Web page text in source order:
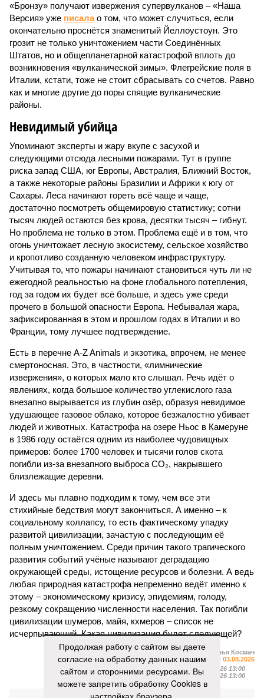
«Бронзу» получают извержения супервулканов – «Наша
Версия» уже писалао том, что может случиться, если
окончательно проснётся знаменитый Йеллоустоун. Это
грозит не только уничтожением части Соединённых
Штатов, но и общепланетарной катастрофой вплоть до
возникновения «вулканической зимы». Флегрейские поля в
Италии, кстати, тоже не стоит сбрасывать со счетов. Равно
как и многие другие до поры спящие вулканические
районы.
Невидимый убийца
Упоминают эксперты и жару вкупе с засухой и
следующими отсюда лесными пожарами. Тут в группе
риска запад США, юг Европы, Австралия, Ближний Восток,
а также некоторые районы Бразилии и Африки к югу от
Сахары. Леса начинают гореть всё чаще и чаще,
достаточно посмотреть общемировую статистику; сотни
тысяч людей остаются без крова, десятки тысяч – гибнут.
Но проблема не только в этом. Проблема ещё и в том, что
огонь уничтожает лесную экосистему, сельское хозяйство
и кропотливо созданную человеком инфраструктуру.
Учитывая то, что пожары начинают становиться чуть ли не
ежегодной реальностью на фоне глобального потепления,
год за годом их будет всё больше, и здесь уже среди
прочего в большой опасности Европа. Небывалая жара,
зафиксированная в этом и прошлом годах в Италии и во
Франции, тому лучшее подтверждение.
Есть в перечне A-Z Animals и экзотика, впрочем, не менее
смертоносная. Это, в частности, «лимнические
извержения», о которых мало кто слышал. Речь идёт о
явлениях, когда большое количество углекислого газа
внезапно вырывается из глубин озёр, образуя невидимое
удушающее газовое облако, которое безжалостно убивает
людей и животных. Катастрофа на озере Ньос в Камеруне
в 1986 году остаётся одним из наиболее чудовищных
примеров: более 1700 человек и тысячи голов скота
погибли из-за внезапного выброса CO₂, накрывшего
близлежащие деревни.
И здесь мы плавно подходим к тому, чем все эти
стихийные бедствия могут закончиться. А именно – к
социальному коллапсу, то есть фактическому упадку
развитой цивилизации, зачастую с последующим её
полным уничтожением. Среди причин такого трагического
развития событий учёные называют деградацию
окружающей среды, истощение ресурсов и болезни. А ведь
любая природная катастрофа непременно ведёт именно к
этому – экономическому кризису, эпидемиям, голоду,
резкому сокращению численности населения. Так погибли
цивилизации шумеров, майя, кхмеров – список не
исчерпывающий. Какая цивилизация будет следующей?
Илья Космач
Газета «Наша версия» №29 от 03.08.2026
Опубликовано:05.08.2026 13:00
Отредактировано:05.08.2026 13:00
Продолжая работу с сайтом вы даете
согласие на обработку данных нашим
сайтом и сторонними ресурсами. Вы
можете запретить обработку Cookies в
настройках браузера.